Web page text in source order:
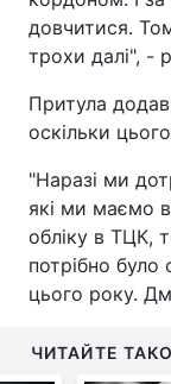
довчитися.
трохи далі", -
Притула
оскільки
"Наразі ми
які ми маємо
обліку в ТЦК,
потрібно
цього року.
ЧИТАЙТЕ